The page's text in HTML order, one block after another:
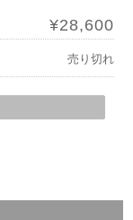
¥28,600
売り切れ